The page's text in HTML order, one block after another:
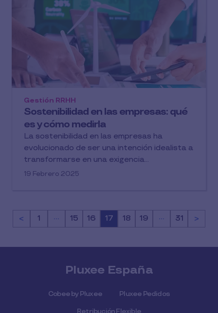
Sostenibilidad en las empresas: qué
es y cómo medirla
Gestión RRHH
La sostenibilidad en las empresas ha
evolucionado de ser una intención idealista a
transformarse en una exigencia...
19 Febrero 2025
< Página
1 … Página
15 Página
16 Página
17 Página
18 Página
19 … Página
31 >
Pluxee España
Cobee by Pluxee Pluxee Pedidos
Retribución Flexible